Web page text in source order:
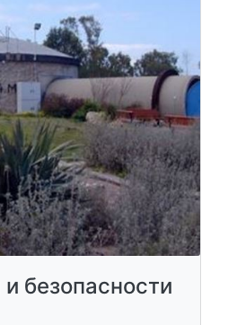
безопасности